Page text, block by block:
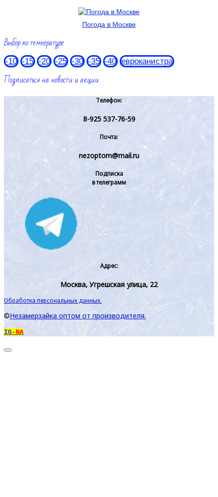
Погода в Москве
Выбор по температуре
-10 -15 -20 -25 -30 -35 -40 евроканистра
Подписаться на новости и акции
Телефон:
8-925 537-76-59
Почта:
nezoptom@mail.ru
Подписка
в телеграмм
Адрес:
Москва, Угрешская улица, 22
Обработка персональных данных.
©Незамерзайка оптом от производителя.
IG-NA